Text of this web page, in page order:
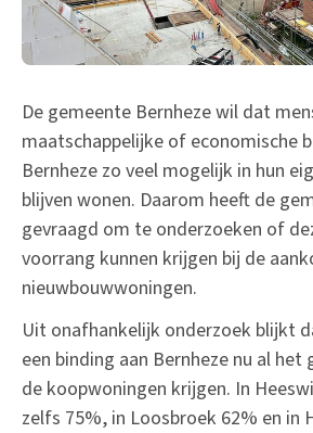
De gemeente Bernheze wil dat
maatschappelijke of economische
Bernheze zo veel mogelijk in hun
blijven wonen. Daarom heeft de
gevraagd om te onderzoeken of
voorrang kunnen krijgen bij de
nieuwbouwwoningen.
Uit onafhankelijk onderzoek blijkt
een binding aan Bernheze nu al
de koopwoningen krijgen. In
zelfs 75%, in Loosbroek 62% en in